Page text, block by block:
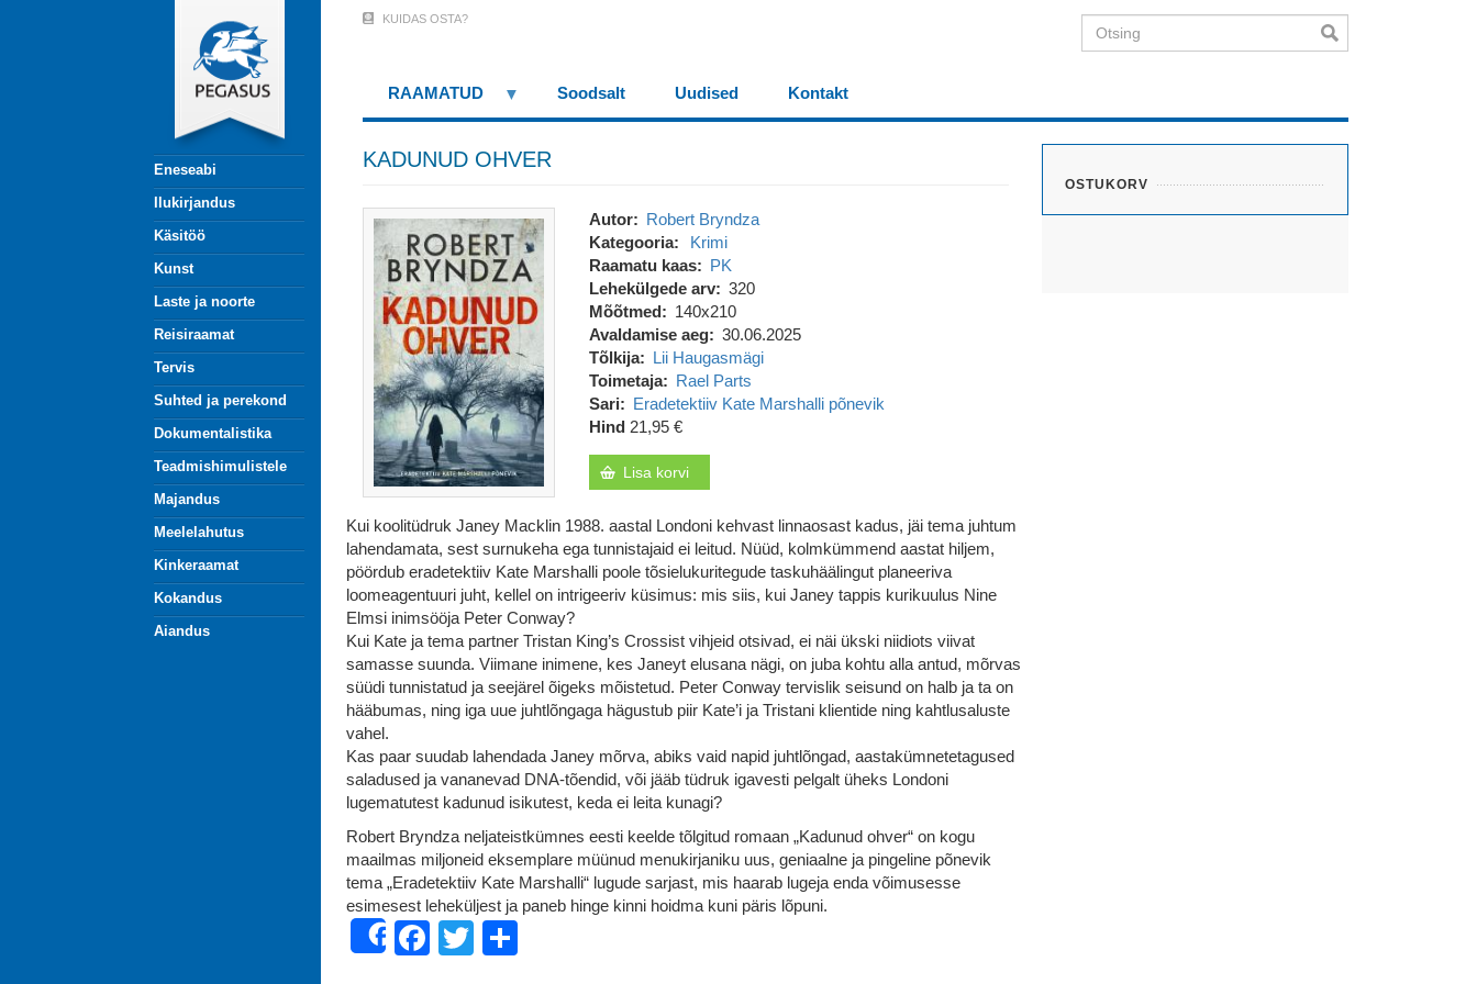
Eneseabi
Ilukirjandus
Käsitöö
Kunst
Laste ja noorte
Reisiraamat
Tervis
Suhted ja perekond
Dokumentalistika
Teadmishimulistele
Majandus
Meelelahutus
Kinkeraamat
Kokandus
Aiandus
Menu
(logged
KUIDAS OSTA? Otsing
RAAMATUD Soodsalt Uudised Kontakt
OSTUKORV
KADUNUD OHVER
Autor
Robert Bryndza
Kategooria
Krimi
Raamatu kaas
PK
Lehekülgede arv
320
Mõõtmed
140x210
Avaldamise aeg
30.06.2025
Tõlkija
Lii Haugasmägi
Toimetaja
Rael Parts
Sari
Eradetektiiv Kate Marshalli põnevik
Hind 21,95 €
Lisa korvi
Kui koolitüdruk Janey Macklin 1988. aastal Londoni kehvast linnaosast kadus, jäi tema juhtum
lahendamata, sest surnukeha ega tunnistajaid ei leitud. Nüüd, kolmkümmend aastat hiljem,
pöördub eradetektiiv Kate Marshalli poole tõsielukuritegude taskuhäälingut planeeriva
loomeagentuuri juht, kellel on intrigeeriv küsimus: mis siis, kui Janey tappis kurikuulus Nine
Elmsi inimsööja Peter Conway?
Kui Kate ja tema partner Tristan King’s Crossist vihjeid otsivad, ei näi ükski niidiots viivat
samasse suunda. Viimane inimene, kes Janeyt elusana nägi, on juba kohtu alla antud, mõrvas
süüdi tunnistatud ja seejärel õigeks mõistetud. Peter Conway tervislik seisund on halb ja ta on
hääbumas, ning iga uue juhtlõngaga hägustub piir Kate’i ja Tristani klientide ning kahtlusaluste
vahel.
Kas paar suudab lahendada Janey mõrva, abiks vaid napid juhtlõngad, aastakümnetetagused
saladused ja vananevad DNA-tõendid, või jääb tüdruk igavesti pelgalt üheks Londoni
lugematutest kadunud isikutest, keda ei leita kunagi?
Robert Bryndza neljateistkümnes eesti keelde tõlgitud romaan „Kadunud ohver“ on kogu
maailmas miljoneid eksemplare müünud menukirjaniku uus, geniaalne ja pingeline põnevik
tema „Eradetektiiv Kate Marshalli“ lugude sarjast, mis haarab lugeja enda võimusesse
esimesest leheküljest ja paneb hinge kinni hoidma kuni päris lõpuni.
ShareFacebook
Twitter